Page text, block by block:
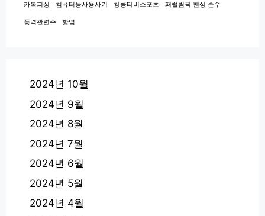
카톡피싱 컴퓨터등사용사기 킹콩티비스포츠 패럴림픽 펜싱 준수
풍력관련주 항염
2024년 10월
2024년 9월
2024년 8월
2024년 7월
2024년 6월
2024년 5월
2024년 4월